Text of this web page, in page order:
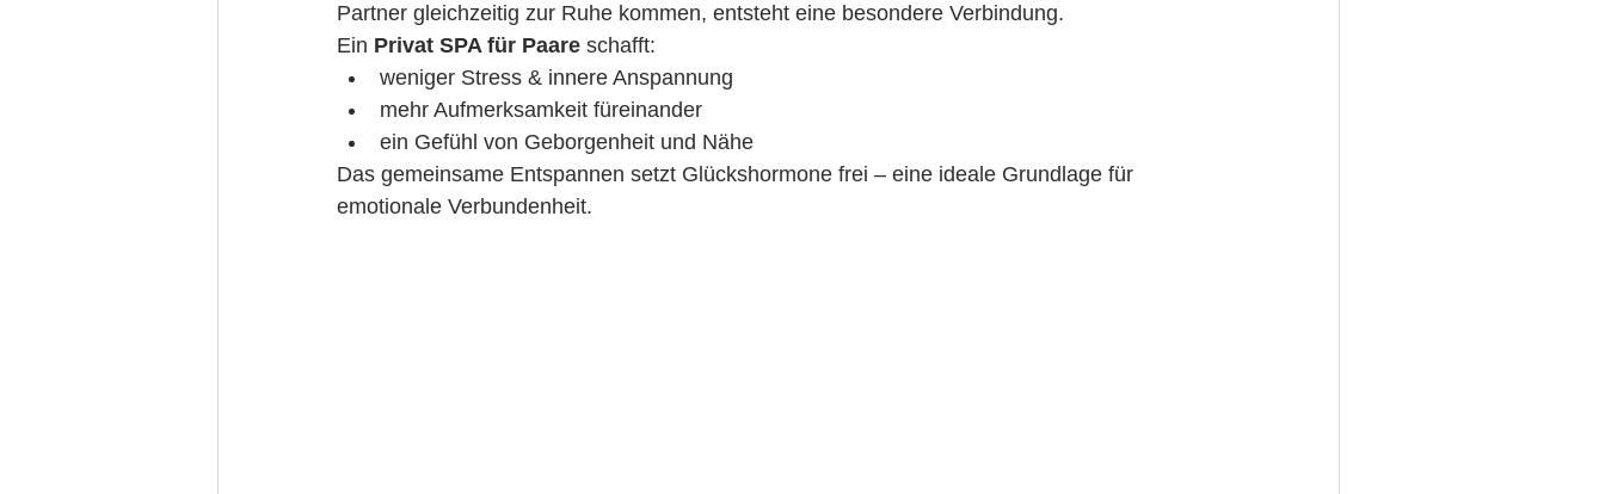
Partner gleichzeitig zur Ruhe kommen, entsteht eine besondere Verbindung.
Ein Privat SPA für Paare schafft:
weniger Stress & innere Anspannung
mehr Aufmerksamkeit füreinander
ein Gefühl von Geborgenheit und Nähe
Das gemeinsame Entspannen setzt Glückshormone frei – eine ideale Grundlage für
emotionale Verbundenheit.